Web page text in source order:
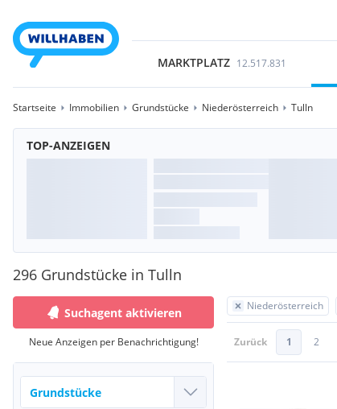
MARKTPLATZ 12.517.831
Startseite Immobilien Grundstücke Niederösterreich Tulln
TOP-ANZEIGEN
296 Grundstücke in Tulln
Suchagent aktivieren
Neue Anzeigen per Benachrichtigung!
Niederösterreich
Zurück 1 2